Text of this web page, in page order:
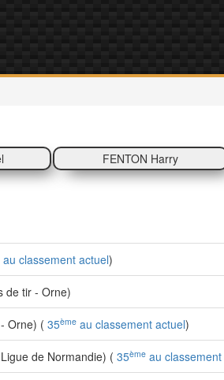
FENTON Harry
au classement actuel)
de tir - Orne)
Orne) ( 35ème au classement actuel)
de Normandie) ( 35ème au